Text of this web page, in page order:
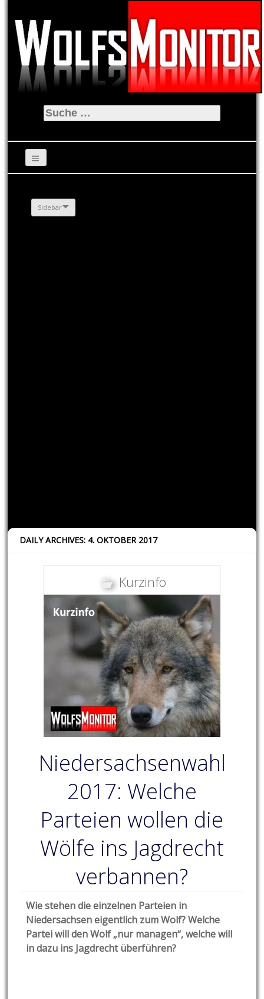
Suche
nach:
Sidebar
DAILY ARCHIVES: 4. OKTOBER 2017
Kurzinfo
Niedersachsenwahl
2017: Welche
Parteien wollen die
Wölfe ins Jagdrecht
verbannen?
Wie stehen die einzelnen Parteien in
Niedersachsen eigentlich zum Wolf? Welche
Partei will den Wolf „nur managen“, welche will
in dazu ins Jagdrecht überführen?